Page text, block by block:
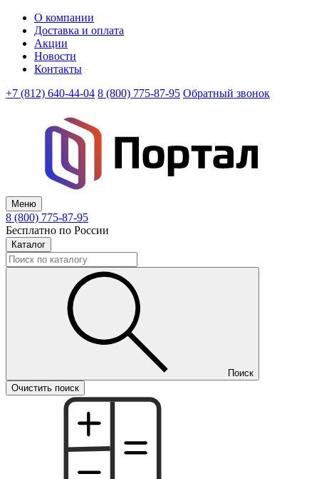
О компании
Доставка и оплата
Акции
Новости
Контакты
+7 (812) 640-44-04 8 (800) 775-87-95 Обратный звонок
Меню
8 (800) 775-87-95
Бесплатно по России
Каталог
Поиск
Очистить поиск